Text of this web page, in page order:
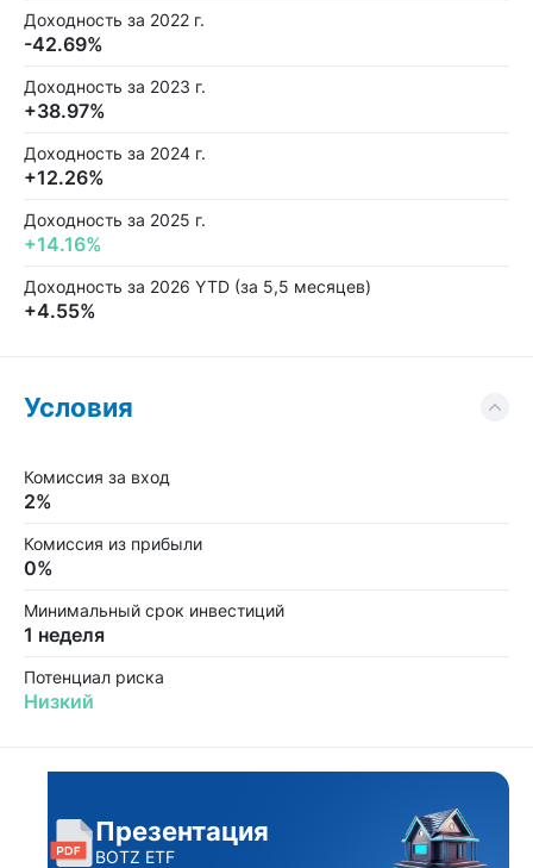
Доходность за 2022 г.
-42.69%
Доходность за 2023 г.
+38.97%
Доходность за 2024 г.
+12.26%
Доходность за 2025 г.
+14.16%
Доходность за 2026 YTD (за 5,5 месяцев)
+4.55%
Условия
Комиссия за вход
2%
Комиссия из прибыли
0%
Минимальный срок инвестиций
1 неделя
Потенциал риска
Низкий
Презентация
BOTZ ETF